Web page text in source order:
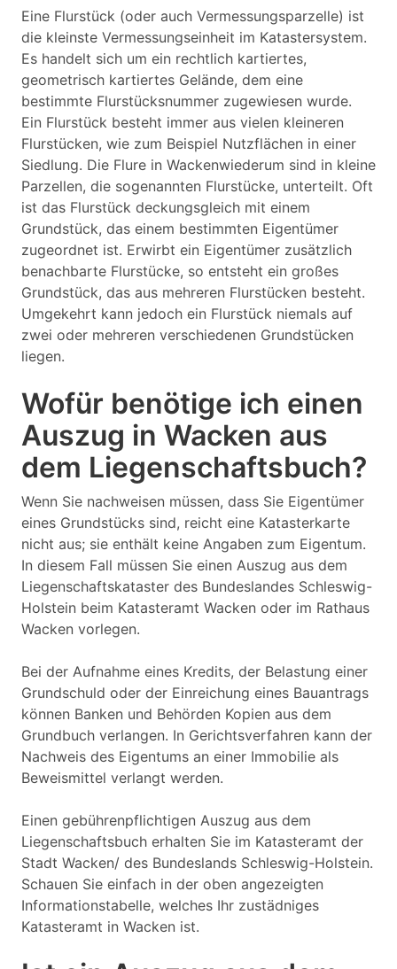
Eine Flurstück (oder auch Vermessungsparzelle) ist
die kleinste Vermessungseinheit im Katastersystem.
Es handelt sich um ein rechtlich kartiertes,
geometrisch kartiertes Gelände, dem eine
bestimmte Flurstücksnummer zugewiesen wurde.
Ein Flurstück besteht immer aus vielen kleineren
Flurstücken, wie zum Beispiel Nutzflächen in einer
Siedlung. Die Flure in Wackenwiederum sind in kleine
Parzellen, die sogenannten Flurstücke, unterteilt. Oft
ist das Flurstück deckungsgleich mit einem
Grundstück, das einem bestimmten Eigentümer
zugeordnet ist. Erwirbt ein Eigentümer zusätzlich
benachbarte Flurstücke, so entsteht ein großes
Grundstück, das aus mehreren Flurstücken besteht.
Umgekehrt kann jedoch ein Flurstück niemals auf
zwei oder mehreren verschiedenen Grundstücken
liegen.
Wofür benötige ich einen
Auszug in Wacken aus
dem Liegenschaftsbuch?
Wenn Sie nachweisen müssen, dass Sie Eigentümer
eines Grundstücks sind, reicht eine Katasterkarte
nicht aus; sie enthält keine Angaben zum Eigentum.
In diesem Fall müssen Sie einen Auszug aus dem
Liegenschaftskataster des Bundeslandes Schleswig-
Holstein beim Katasteramt Wacken oder im Rathaus
Wacken vorlegen.
Bei der Aufnahme eines Kredits, der Belastung einer
Grundschuld oder der Einreichung eines Bauantrags
können Banken und Behörden Kopien aus dem
Grundbuch verlangen. In Gerichtsverfahren kann der
Nachweis des Eigentums an einer Immobilie als
Beweismittel verlangt werden.
Einen gebührenpflichtigen Auszug aus dem
Liegenschaftsbuch erhalten Sie im Katasteramt der
Stadt Wacken/ des Bundeslands Schleswig-Holstein.
Schauen Sie einfach in der oben angezeigten
Informationstabelle, welches Ihr zustädniges
Katasteramt in Wacken ist.